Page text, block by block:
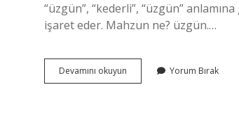
“üzgün”, “kederli”, “üzgün”
işaret eder. Mahzun ne? üzgün.…
Devamını okuyun
Kaldı
Yorum Bırak